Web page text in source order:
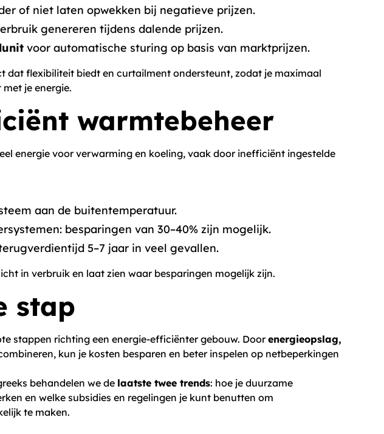
of niet laten opwekken bij negatieve prijzen.
genereren tijdens dalende prijzen.
voor automatische sturing op basis van marktprijzen.
dat flexibiliteit biedt en curtailment ondersteunt, zodat je maximaal
je energie.
warmtebeheer
energie voor verwarming en koeling, vaak door inefficiënt ingestelde
aan de buitentemperatuur.
besparingen van 30–40% zijn mogelijk.
5–7 jaar in veel gevallen.
in verbruik en laat zien waar besparingen mogelijk zijn.
stap
stappen richting een energie-efficiënter gebouw. Doorenergieopslag,
kun je kosten besparen en beter inspelen op netbeperkingen
behandelen we de laatste twee trends: hoe je duurzame
en welke subsidies en regelingen je kunt benutten om
te maken.